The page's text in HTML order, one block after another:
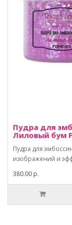
Пудра для
Лиловый бум
Пудра для
изображений и
380.00 р.